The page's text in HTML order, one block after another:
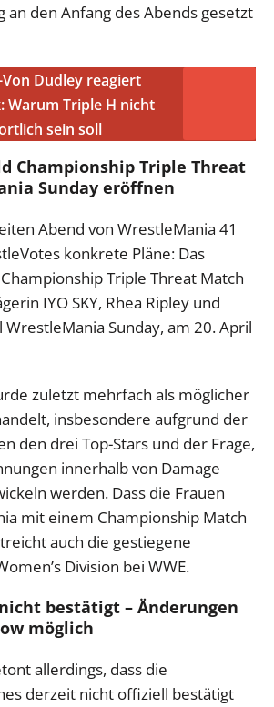
an den Anfang des Abends gesetzt
Von Dudley reagiert
Warum Triple H nicht
sein soll
Championship Triple Threat
Sunday eröffnen
Abend von WrestleMania 41
konkrete Pläne: Das
Triple Threat Match
IYO SKY, Rhea Ripley und
WrestleMania Sunday, am 20. April
zuletzt mehrfach als möglicher
insbesondere aufgrund der
den drei Top-Stars und der Frage,
innerhalb von Damage
werden. Dass die Frauen
mit einem Championship Match
auch die gestiegene
Division bei WWE.
bestätigt – Änderungen
möglich
allerdings, dass die
derzeit nicht offiziell bestätigt